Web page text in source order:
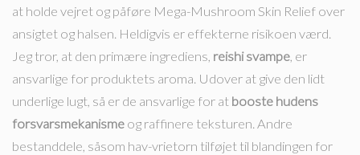
at holde vejret og påføre Mega-Mushroom Skin Relief over
ansigtet og halsen. Heldigvis er effekterne risikoen værd.
Jeg tror, at den primære ingrediens, reishi svampe, er
ansvarlige for produktets aroma. Udover at give den lidt
underlige lugt, så er de ansvarlige for at booste hudens
forsvarsmekanisme og raffinere teksturen. Andre
bestanddele, såsom hav-vrietorn tilføjet til blandingen for